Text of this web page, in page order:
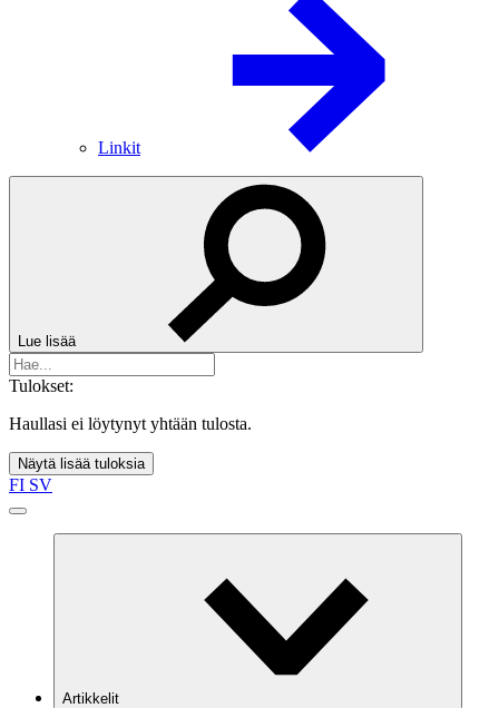
Linkit
Lue lisää
Tulokset:
Haullasi ei löytynyt yhtään tulosta.
Näytä lisää tuloksia
FI SV
Artikkelit